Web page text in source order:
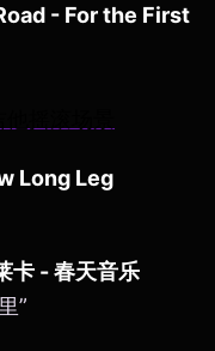
- For the First
Long Leg
卡 - 春天音乐
”